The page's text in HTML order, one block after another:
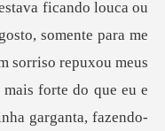
para me
sorriso repuxou meus
mai